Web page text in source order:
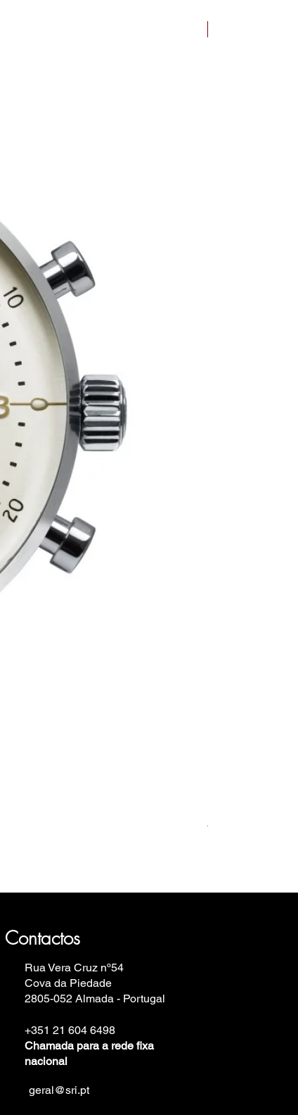
Preço
499,00 €
Contactos
Rua Vera Cruz nº54
Cova da Piedade
2805-052 Almada - Portugal
+351 21 604 6498
Chamada para a rede fixa
nacional
geral@sri.pt